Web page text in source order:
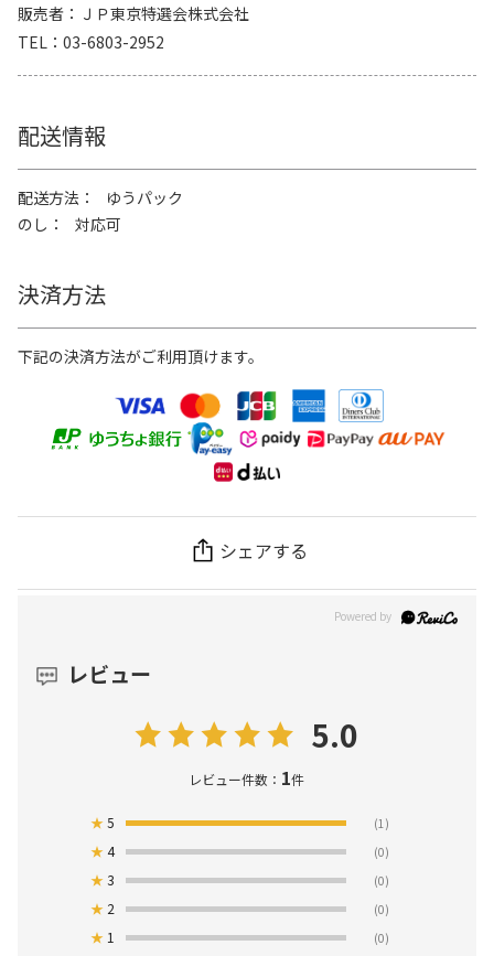
販売者
ＪＰ東京特選会株式会社
TEL
03-6803-2952
配送情報
配送方法
ゆうパック
のし
対応可
決済方法
下記の決済方法がご利用頂けます。
シェアする
レビュー
5.0
レビュー件数： 1件
★5 (1)
★4 (0)
★3 (0)
★ 2 (0)
★ 1 (0)